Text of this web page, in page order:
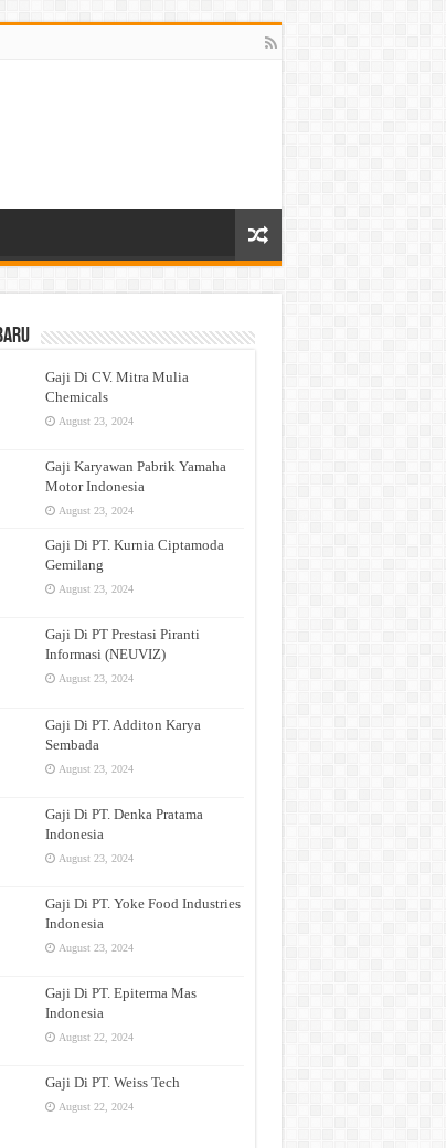
Gaji Di CV. Mitra Mulia
Chemicals
August 23, 2024
Gaji Karyawan Pabrik Yamaha
Motor Indonesia
August 23, 2024
Gaji Di PT. Kurnia Ciptamoda
Gemilang
August 23, 2024
Gaji Di PT Prestasi Piranti
Informasi (NEUVIZ)
August 23, 2024
Gaji Di PT. Additon Karya
Sembada
August 23, 2024
Gaji Di PT. Denka Pratama
Indonesia
August 23, 2024
Gaji Di PT. Yoke Food Industries
Indonesia
August 23, 2024
Gaji Di PT. Epiterma Mas
Indonesia
August 22, 2024
Gaji Di PT. Weiss Tech
August 22, 2024